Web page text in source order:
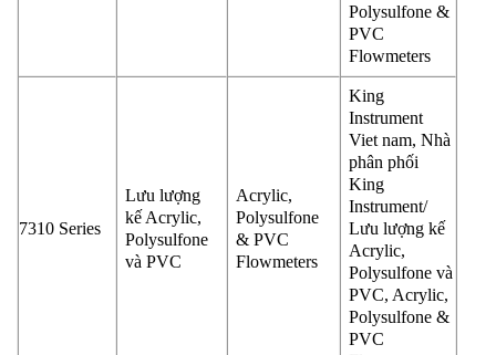
Polysulfone &
PVC
Flowmeters
7310 Series
Lưu lượng
kế Acrylic,
Polysulfone
và PVC
Acrylic,
Polysulfone
& PVC
Flowmeters
King
Instrument
Viet nam, Nhà
phân phối
King
Instrument/
Lưu lượng kế
Acrylic,
Polysulfone và
PVC, Acrylic,
Polysulfone &
PVC